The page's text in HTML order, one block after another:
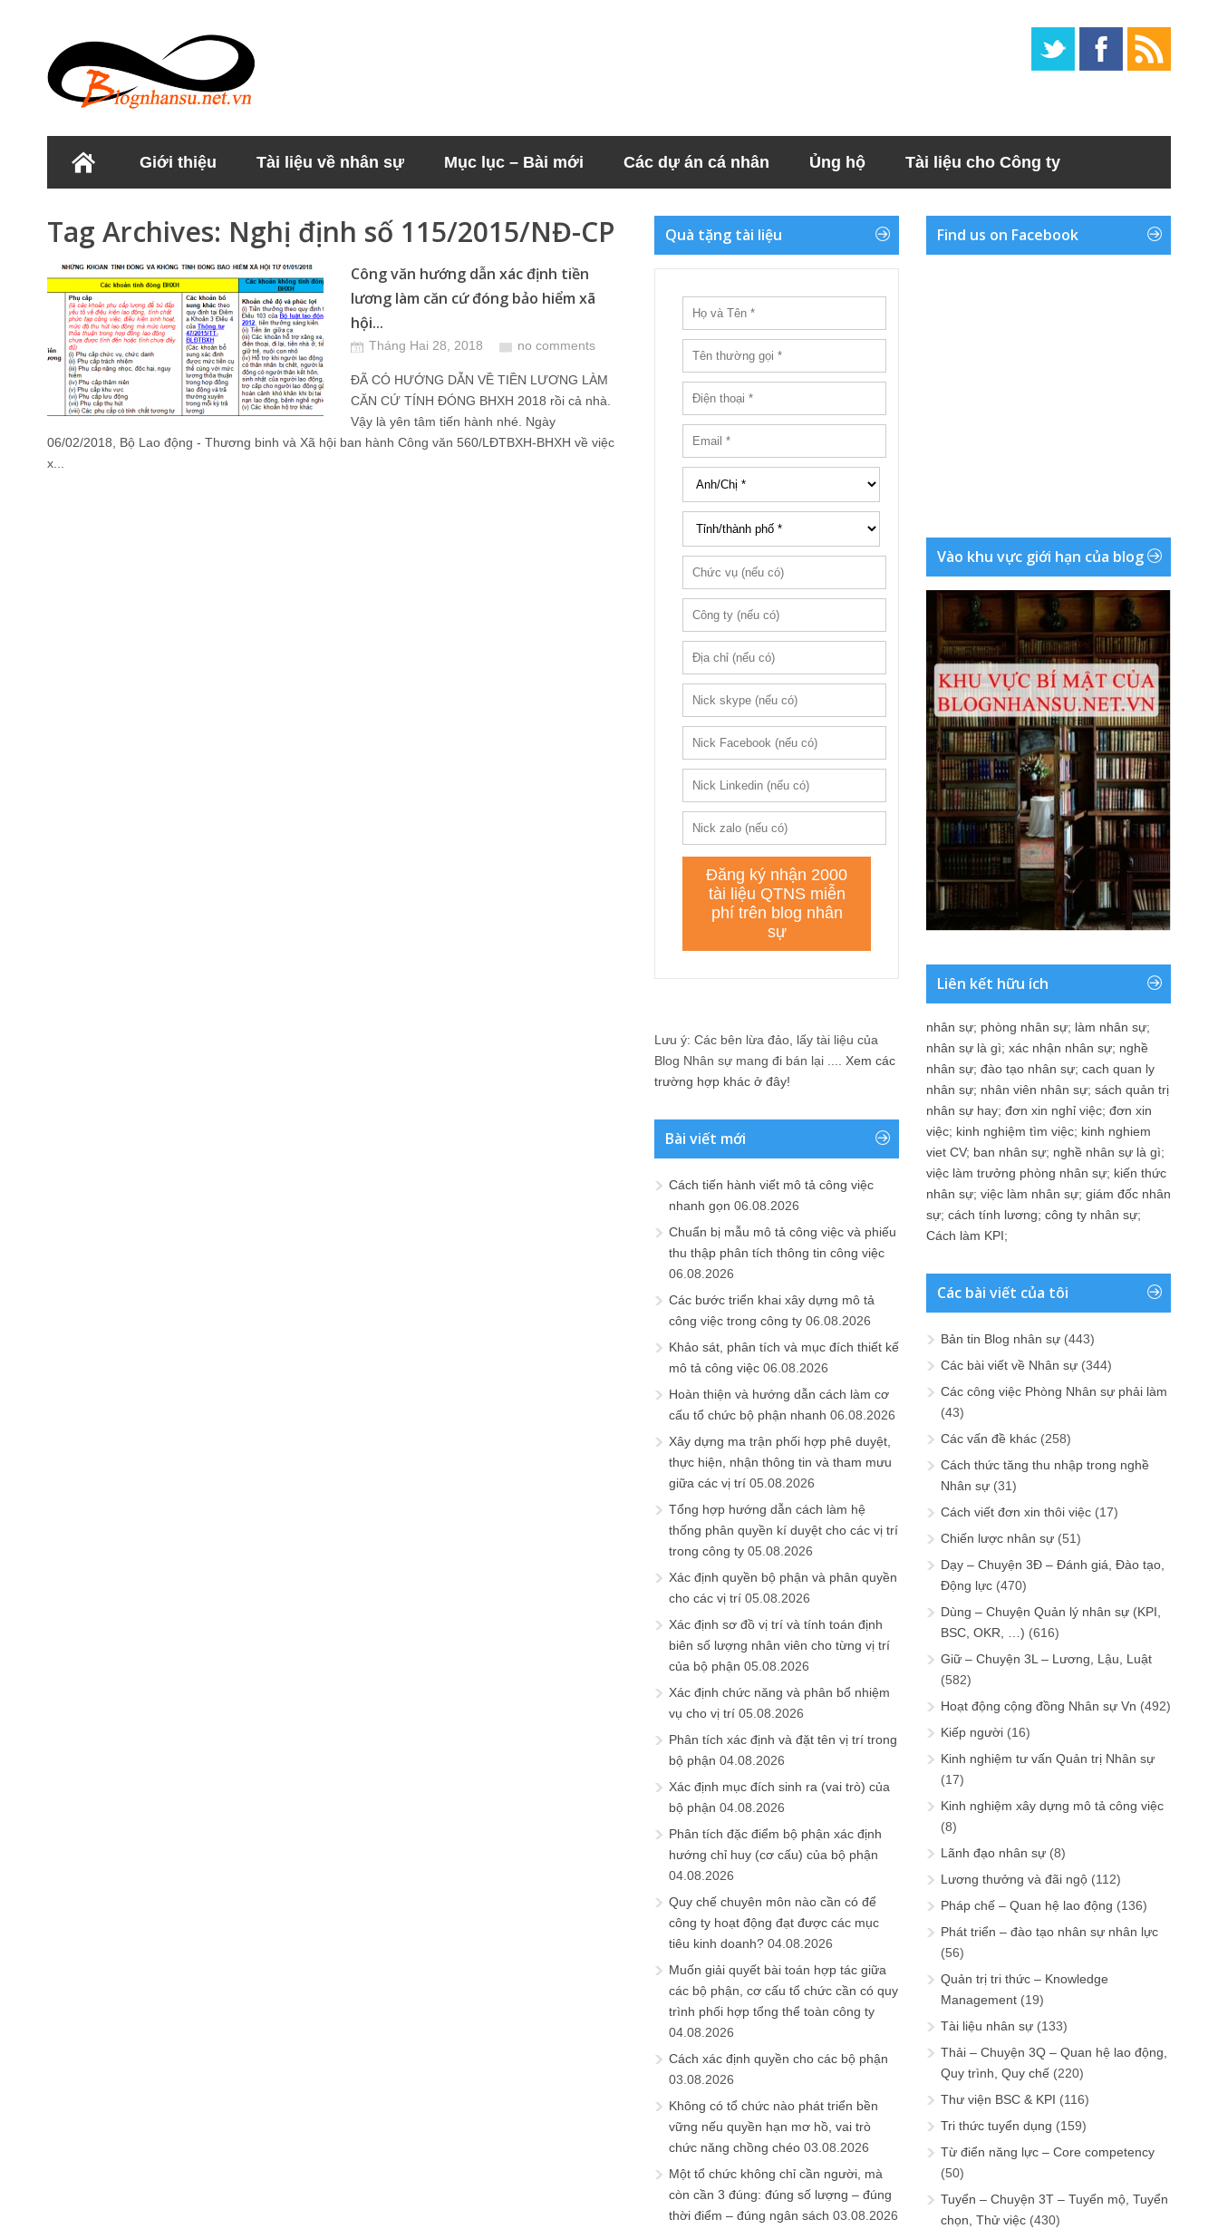
Giới thiệu Tài liệu về nhân sự Mục lục – Bài mới Các dự án cá nhân Ủng hộ Tài liệu cho Công ty
Tag Archives: Nghị định số 115/2015/NĐ-CP
Công văn hướng dẫn xác định tiền
lương làm căn cứ đóng bảo hiểm xã
hội...
Tháng Hai 28, 2018 no comments
ĐÃ CÓ HƯỚNG DẪN VỀ TIỀN LƯƠNG LÀM
CĂN CỨ TÍNH ĐÓNG BHXH 2018 rồi cả nhà.
Vậy là yên tâm tiến hành nhé. Ngày
06/02/2018, Bộ Lao động - Thương binh và Xã hội ban hành Công văn 560/LĐTBXH-BHXH về việc
x...
Quà tặng tài liệu
Lưu ý: Các bên lừa đảo, lấy tài liệu của
Blog Nhân sự mang đi bán lại .... Xem các
trường hợp khác ở đây!
Bài viết mới
Cách tiến hành viết mô tả công việc
nhanh gọn 06.08.2026
Chuẩn bị mẫu mô tả công việc và phiếu
thu thập phân tích thông tin công việc
06.08.2026
Các bước triển khai xây dựng mô tả
công việc trong công ty 06.08.2026
Khảo sát, phân tích và mục đích thiết kế
mô tả công việc 06.08.2026
Hoàn thiện và hướng dẫn cách làm cơ
cấu tổ chức bộ phận nhanh 06.08.2026
Xây dựng ma trận phối hợp phê duyệt,
thực hiện, nhận thông tin và tham mưu
giữa các vị trí 05.08.2026
Tổng hợp hướng dẫn cách làm hệ
thống phân quyền kí duyệt cho các vị trí
trong công ty 05.08.2026
Xác định quyền bộ phận và phân quyền
cho các vị trí 05.08.2026
Xác định sơ đồ vị trí và tính toán định
biên số lượng nhân viên cho từng vị trí
của bộ phận 05.08.2026
Xác định chức năng và phân bổ nhiệm
vụ cho vị trí 05.08.2026
Phân tích xác định và đặt tên vị trí trong
bộ phận 04.08.2026
Xác định mục đích sinh ra (vai trò) của
bộ phận 04.08.2026
Phân tích đặc điểm bộ phận xác định
hướng chỉ huy (cơ cấu) của bộ phận
04.08.2026
Quy chế chuyên môn nào cần có để
công ty hoạt động đạt được các mục
tiêu kinh doanh? 04.08.2026
Muốn giải quyết bài toán hợp tác giữa
các bộ phận, cơ cấu tổ chức cần có quy
trình phối hợp tổng thể toàn công ty
04.08.2026
Cách xác định quyền cho các bộ phận
03.08.2026
Không có tổ chức nào phát triển bền
vững nếu quyền hạn mơ hồ, vai trò
chức năng chồng chéo 03.08.2026
Một tổ chức không chỉ cần người, mà
còn cần 3 đúng: đúng số lượng – đúng
thời điểm – đúng ngân sách 03.08.2026
Find us on Facebook
Vào khu vực giới hạn của blog
Liên kết hữu ích
nhân sự; phòng nhân sự; làm nhân sự;
nhân sự là gì; xác nhận nhân sự; nghề
nhân sự; đào tạo nhân sự; cach quan ly
nhân sự; nhân viên nhân sự; sách quản trị
nhân sự hay; đơn xin nghỉ việc; đơn xin
việc; kinh nghiệm tìm việc; kinh nghiem
viet CV; ban nhân sự; nghề nhân sự là gì;
việc làm trưởng phòng nhân sự; kiến thức
nhân sự; việc làm nhân sự; giám đốc nhân
sự; cách tính lương; công ty nhân sự;
Cách làm KPI;
Các bài viết của tôi
Bản tin Blog nhân sự (443)
Các bài viết về Nhân sự (344)
Các công việc Phòng Nhân sự phải làm
(43)
Các vấn đề khác (258)
Cách thức tăng thu nhập trong nghề
Nhân sự (31)
Cách viết đơn xin thôi việc (17)
Chiến lược nhân sự (51)
Dạy – Chuyện 3Đ – Đánh giá, Đào tạo,
Động lực (470)
Dùng – Chuyện Quản lý nhân sự (KPI,
BSC, OKR, …) (616)
Giữ – Chuyện 3L – Lương, Lậu, Luật
(582)
Hoạt động cộng đồng Nhân sự Vn (492)
Kiếp người (16)
Kinh nghiệm tư vấn Quản trị Nhân sự
(17)
Kinh nghiệm xây dựng mô tả công việc
(8)
Lãnh đạo nhân sự (8)
Lương thưởng và đãi ngộ (112)
Pháp chế – Quan hệ lao động (136)
Phát triển – đào tạo nhân sự nhân lực
(56)
Quản trị tri thức – Knowledge
Management (19)
Tài liệu nhân sự (133)
Thải – Chuyện 3Q – Quan hệ lao động,
Quy trình, Quy chế (220)
Thư viện BSC & KPI (116)
Tri thức tuyển dụng (159)
Từ điển năng lực – Core competency
(50)
Tuyển – Chuyện 3T – Tuyển mộ, Tuyển
chọn, Thử việc (430)